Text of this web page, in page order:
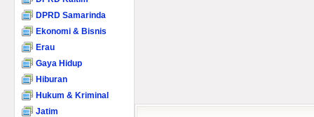
DPRD Samarinda
Ekonomi & Bisnis
Erau
Gaya Hidup
Hiburan
Hukum & Kriminal
Jatim